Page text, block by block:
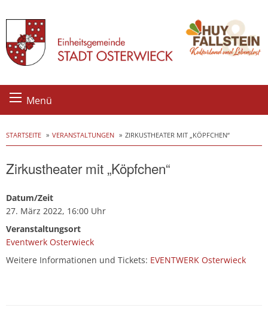
Skip
Menü
STARTSEITE VERANSTALTUNGEN ZIRKUSTHEATER MIT „KÖPFCHEN“
Zirkustheater mit „Köpfchen“
Datum/Zeit
27. März 2022, 16:00 Uhr
Veranstaltungsort
Eventwerk Osterwieck
Weitere Informationen und Tickets: EVENTWERK Osterwieck